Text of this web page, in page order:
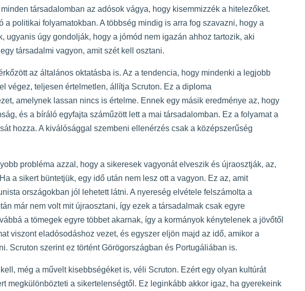
társadalomban az adósok vágya, hogy kisemmizzék a hitelezőket.
a politikai folyamatokban. A többség mindig is arra fog szavazni, hogy a
ugyanis úgy gondolják, hogy a jómód nem igazán ahhoz tartozik, aki
társadalmi vagyon, amit szét kell osztani.
az általános oktatásba is. Az a tendencia, hogy mindenki a legjobb
végez, teljesen értelmetlen, állítja Scruton. Ez a diploma
amelynek lassan nincs is értelme. Ennek egy másik eredménye az, hogy
és a bíráló egyfajta száműzött lett a mai társadalomban. Ez a folyamat a
hozza. A kiválósággal szembeni ellenérzés csak a középszerűség
probléma azzal, hogy a sikeresek vagyonát elveszik és újraosztják, az,
a sikert büntetjük, egy idő után nem lesz ott a vagyon. Ez az, amit
országokban jól lehetett látni. A nyereség elvétele felszámolta a
már nem volt mit újraosztani, így ezek a társadalmak csak egyre
a tömegek egyre többet akarnak, így a kormányok kénytelenek a jövőtől
viszont eladósodáshoz vezet, és egyszer eljön majd az idő, amikor a
Scruton szerint ez történt Görögországban és Portugáliában is.
még a művelt kisebbségéket is, véli Scruton. Ezért egy olyan kultúrát
megkülönbözteti a sikertelenségtől. Ez leginkább akkor igaz, ha gyerekeink